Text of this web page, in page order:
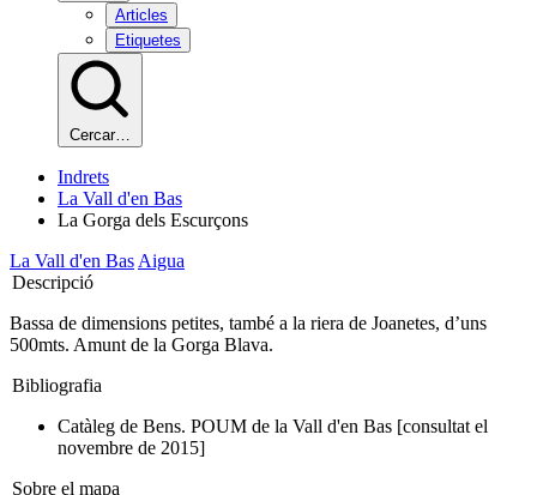
Articles
Etiquetes
Cercar…
Indrets
La Vall d'en Bas
La Gorga dels Escurçons
La Vall d'en Bas Aigua
Descripció
Bassa de dimensions petites, també a la riera de Joanetes, d’uns
500mts. Amunt de la Gorga Blava.
Bibliografia
Catàleg de Bens. POUM de la Vall d'en Bas [consultat el
novembre de 2015]
Sobre el mapa